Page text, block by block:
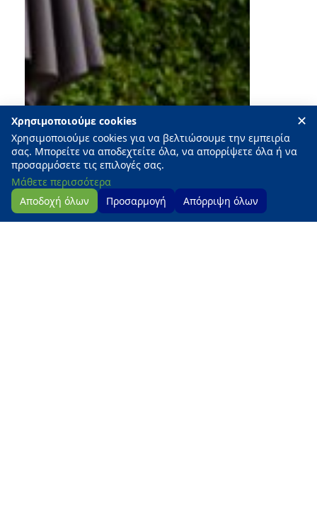
Επικοινωνία
✕
Χρησιμοποιούμε cookies
Χρησιμοποιούμε cookies για να βελτιώσουμε την εμπειρία
σας. Μπορείτε να αποδεχτείτε όλα, να απορρίψετε όλα ή να
προσαρμόσετε τις επιλογές σας.
Μάθετε περισσότερα
Αποδοχή όλων
Προσαρμογή Απόρριψη όλων